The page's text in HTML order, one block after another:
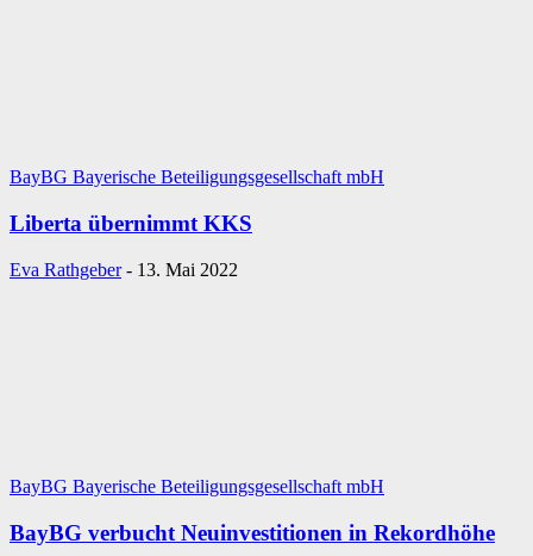
BayBG Bayerische Beteiligungsgesellschaft mbH
Liberta übernimmt KKS
Eva Rathgeber - 13. Mai 2022
BayBG Bayerische Beteiligungsgesellschaft mbH
BayBG verbucht Neuinvestitionen in Rekordhöhe